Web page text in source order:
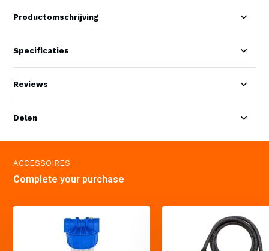
Productomschrijving
Specificaties
Reviews
Delen
ACCESSOIRES
Complete your purchase